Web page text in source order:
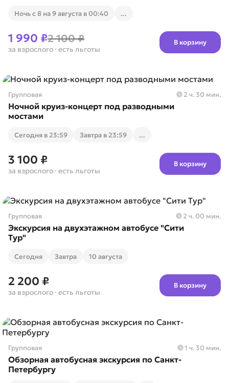
Ночь с 8 на 9 августа в 00:40 ...
1 990 ₽2 100 ₽
за взрослого · есть льготы
В корзину
Групповая 2 ч. 30 мин.
Ночной круиз-концерт под разводными
мостами
Cегодня в 23:59 Завтра в 23:59 ...
3 100 ₽
за взрослого · есть льготы
В корзину
Групповая 2 ч. 00 мин.
Экскурсия на двухэтажном автобусе "Сити
Тур"
Cегодня Завтра 10 августа
2 200 ₽
за взрослого · есть льготы
В корзину
Групповая 1 ч. 30 мин.
Обзорная автобусная экскурсия по Санкт-
Петербургу